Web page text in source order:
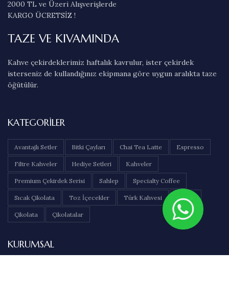
2000 TL ve Üzeri Alışverişlerde
KARGO ÜCRETSİZ !
TAZE VE KIVAMINDA
Kahve çekirdeklerimiz haftalık kavrulur, ister çekirdek
isterseniz de kullandığınız ekipmana göre uygun aralıkta taze
öğütülür.
KATEGORILER
Avantajlı Setler Bitki Çayları Chai Tea Latte Espresso
Filtre Kahveler Hediye Setleri Kahveler
Premium Çekirdek Serisi Sahlep Specialty Coffee
Sıcak Çikolata Toz İçecekler Türk Kahvesi Çaylar
Çikolata Çikolatalar
KURUMSAL